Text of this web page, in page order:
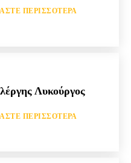
ΠΕΡΙΣΣΌΤΕΡΑ
Λυκούργος
ΠΕΡΙΣΣΌΤΕΡΑ